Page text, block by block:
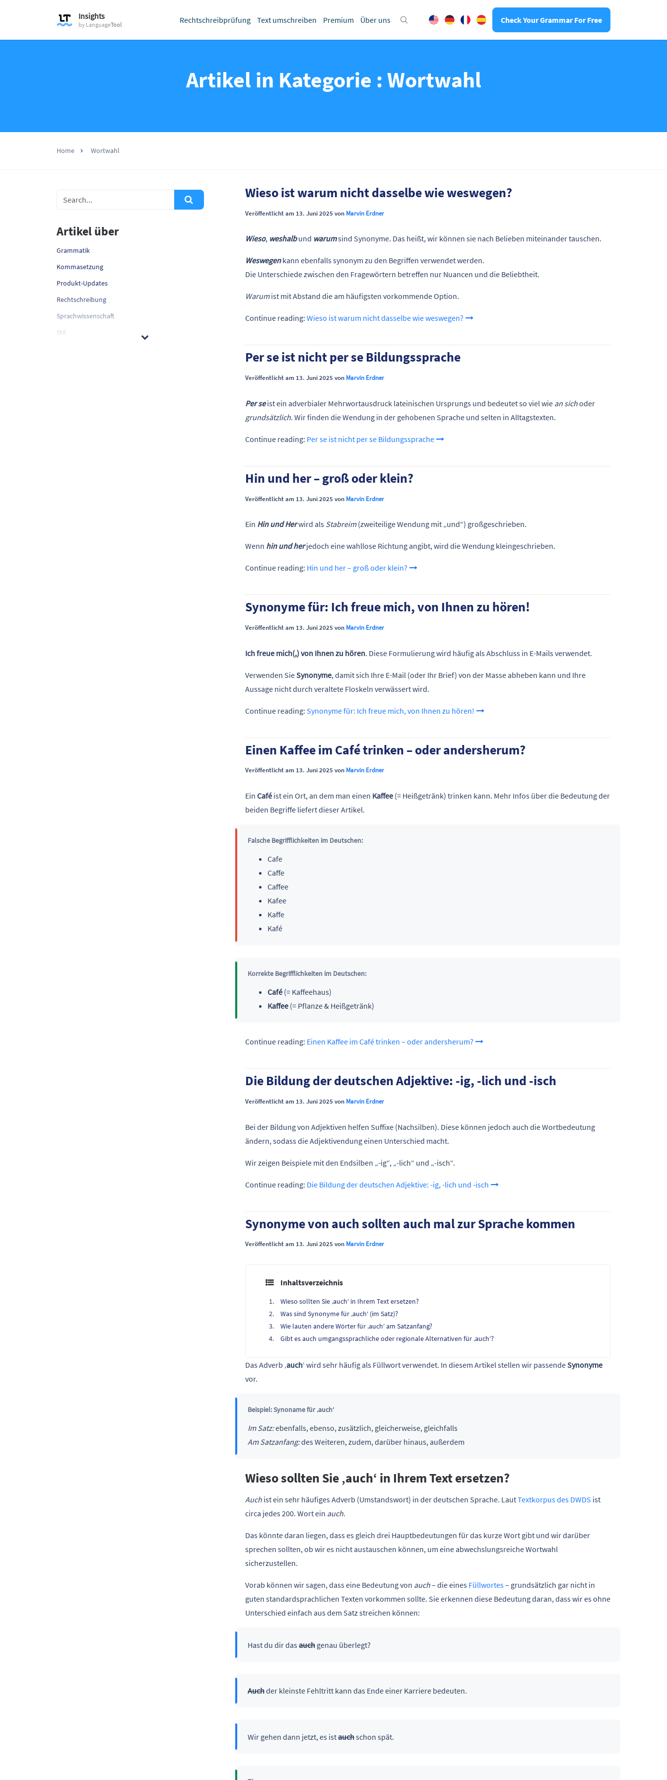
Insights
by LanguageTool Rechtschreibprüfung Text umschreiben Premium Über uns Check Your Grammar For Free
Artikel in Kategorie : Wortwahl
Home Wortwahl
Wieso ist warum nicht dasselbe wie weswegen?
Veröffentlicht am 13. Juni 2025 von Marvin Erdner
Wieso, weshalbund warumsind Synonyme. Das heißt, wir können sie nach Belieben miteinander tauschen.
Weswegenkann ebenfalls synonym zu den Begriffen verwendet werden.
Die Unterschiede zwischen den Fragewörtern betreffen nur Nuancen und die Beliebtheit.
Warumist mit Abstand die am häufigsten vorkommende Option.
Continue reading: Wieso ist warum nicht dasselbe wie weswegen?
Per se ist nicht per se Bildungssprache
Veröffentlicht am 13. Juni 2025 von Marvin Erdner
Per seist ein adverbialer Mehrwortausdruck lateinischen Ursprungs und bedeutet so viel wie an sichoder
grundsätzlich. Wir finden die Wendung in der gehobenen Sprache und selten in Alltagstexten.
Continue reading: Per se ist nicht per se Bildungssprache
Hin und her – groß oder klein?
Veröffentlicht am 13. Juni 2025 von Marvin Erdner
Ein Hin und Herwird als Stabreim(zweiteilige Wendung mit „und“) großgeschrieben.
Wenn hin und herjedoch eine wahllose Richtung angibt, wird die Wendung kleingeschrieben.
Continue reading: Hin und her – groß oder klein?
Synonyme für: Ich freue mich, von Ihnen zu hören!
Veröffentlicht am 13. Juni 2025 von Marvin Erdner
Ich freue mich(,) von Ihnen zu hören. Diese Formulierung wird häufig als Abschluss in E-Mails verwendet.
Verwenden SieSynonyme, damit sich Ihre E-Mail (oder Ihr Brief) von der Masse abheben kann und Ihre
Aussage nicht durch veraltete Floskeln verwässert wird.
Continue reading: Synonyme für: Ich freue mich, von Ihnen zu hören!
Einen Kaffee im Café trinken – oder andersherum?
Veröffentlicht am 13. Juni 2025 von Marvin Erdner
Ein Café ist ein Ort, an dem man einen Kaffee (= Heißgetränk) trinken kann. Mehr Infos über die Bedeutung der
beiden Begriffe liefert dieser Artikel.
Falsche Begrifflichkeiten im Deutschen:
Cafe
Caffe
Caffee
Kafee
Kaffe
Kafé
Korrekte Begrifflichkeiten im Deutschen:
Café(= Kaffeehaus)
Kaffee(= Pflanze & Heißgetränk)
Continue reading: Einen Kaffee im Café trinken – oder andersherum?
Die Bildung der deutschen Adjektive: -ig, -lich und -isch
Veröffentlicht am 13. Juni 2025 von Marvin Erdner
Bei der Bildung von Adjektiven helfen Suffixe (Nachsilben). Diese können jedoch auch die Wortbedeutung
ändern, sodass die Adjektivendung einen Unterschied macht.
Wir zeigen Beispiele mit den Endsilben „-ig“, „-lich“ und „-isch“.
Continue reading: Die Bildung der deutschen Adjektive: -ig, -lich und -isch
Synonyme von auch sollten auch mal zur Sprache kommen
Veröffentlicht am 13. Juni 2025 von Marvin Erdner
Inhaltsverzeichnis
Wieso sollten Sie ‚auch‘ in Ihrem Text ersetzen?
Was sind Synonyme für ‚auch‘ (im Satz)?
Wie lauten andere Wörter für ‚auch‘ am Satzanfang?
Gibt es auch umgangssprachliche oder regionale Alternativen für ‚auch‘?
Das Adverb ‚auch‘ wird sehr häufig als Füllwort verwendet. In diesem Artikel stellen wir passendeSynonyme
vor.
Beispiel: Synoname für ‚auch‘
Im Satz:ebenfalls, ebenso, zusätzlich, gleicherweise, gleichfalls
Am Satzanfang:des Weiteren, zudem, darüber hinaus, außerdem
Wieso sollten Sie ‚auch‘ in Ihrem Text ersetzen?
Auch ist ein sehr häufiges Adverb (Umstandswort) in der deutschen Sprache. LautTextkorpus des DWDS ist
circa jedes 200. Wort ein auch.
Das könnte daran liegen, dass es gleich drei Hauptbedeutungen für das kurze Wort gibt und wir darüber
sprechen sollten, ob wir es nicht austauschen können, um eine abwechslungsreiche Wortwahl
sicherzustellen.
Vorab können wir sagen, dass eine Bedeutung von auch– die eines Füllwortes– grundsätzlich gar nicht in
guten standardsprachlichen Texten vorkommen sollte. Sie erkennen diese Bedeutung daran, dass wir es ohne
Unterschied einfach aus dem Satz streichen können:
Hast du dir das auchgenau überlegt?
Auchder kleinste Fehltritt kann das Ende einer Karriere bedeuten.
Wir gehen dann jetzt, es istauchschon spät.
Artikel über
Grammatik
Kommasetzung
Produkt-Updates
Rechtschreibung
Sprachwissenschaft
Stil